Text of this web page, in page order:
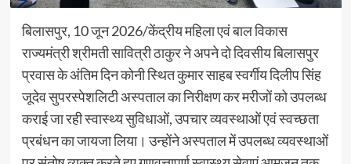
बिलासपुर, 10 जून 2026/केंद्रीय महिला एवं बाल विकास
राज्यमंत्री श्रीमती सावित्री ठाकुर ने अपने दो दिवसीय बिलासपुर
प्रवास के अंतिम दिन कोनी स्थित कुमार साहब स्वर्गीय दिलीप सिंह
जूदेव सुपरस्पेशलिटी अस्पताल का निरीक्षण कर मरीजों को उपलब्ध
कराई जा रही स्वास्थ्य सुविधाओं, उपचार व्यवस्थाओं एवं स्वच्छता
प्रबंधन का जायजा लिया। उन्होंने अस्पताल में उपलब्ध व्यवस्थाओं